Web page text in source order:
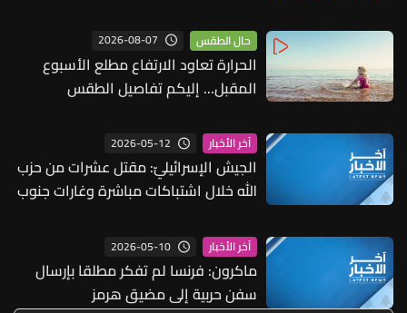
حال الطقس 2026-08-07
الحرارة تعاود الارتفاع مطلع الأسبوع
المقبل... إليكم تفاصيل الطقس
آخر الأخبار 2026-05-12
الجيش الإسرائيليّ: مقتل عشرات من حزب
الله خلال اشتباكات مباشرة وغارات جنوب
آخر الأخبار 2026-05-10
ماكرون: فرنسا لم تفكر مطلقا بإرسال
سفن حربية إلى مضيق هرمز